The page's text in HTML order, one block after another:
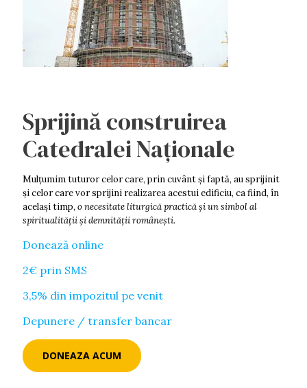
Sprijină construirea
Catedralei Naționale
Mulţumim tuturor celor care, prin cuvânt şi faptă, au sprijinit
şi celor care vor sprijini realizarea acestui edificiu, ca fiind, în
acelaşi timp, o necesitate liturgică practică şi un simbol al
spiritualităţii şi demnității româneşti.
Donează online
2€ prin SMS
3,5% din impozitul pe venit
Depunere / transfer bancar
DONEAZA ACUM